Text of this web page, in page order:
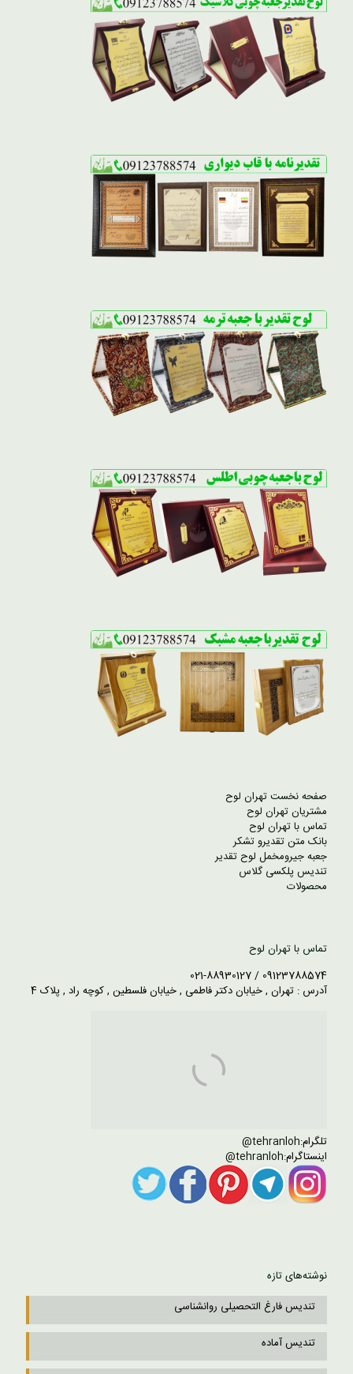
صفحه نخست تهران لوح
مشتریان تهران لوح
تماس با تهران لوح
بانک متن تقدیرو تشکر
جعبه جیرومخمل لوح تقدیر
تندیس پلکسی گلاس
محصولات
تماس با تهران لوح
09123788574 / 021-88930127
آدرس : تهران , خیابان دکتر فاطمی , خیابان فلسطین , کوچه راد , پلاک 4
تلگرام:tehranloh@
اینستاگرام:tehranloh@
نوشته‌های تازه
تندیس فارغ التحصیلی روانشناسی
تندیس آماده